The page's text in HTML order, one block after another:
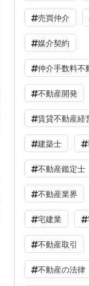
売買仲介
媒介契約
仲介手数料不
不動産開発
賃貸不動産経
建築士
不動産鑑定士
不動産業界
宅建業
不動産取引
不動産の法律